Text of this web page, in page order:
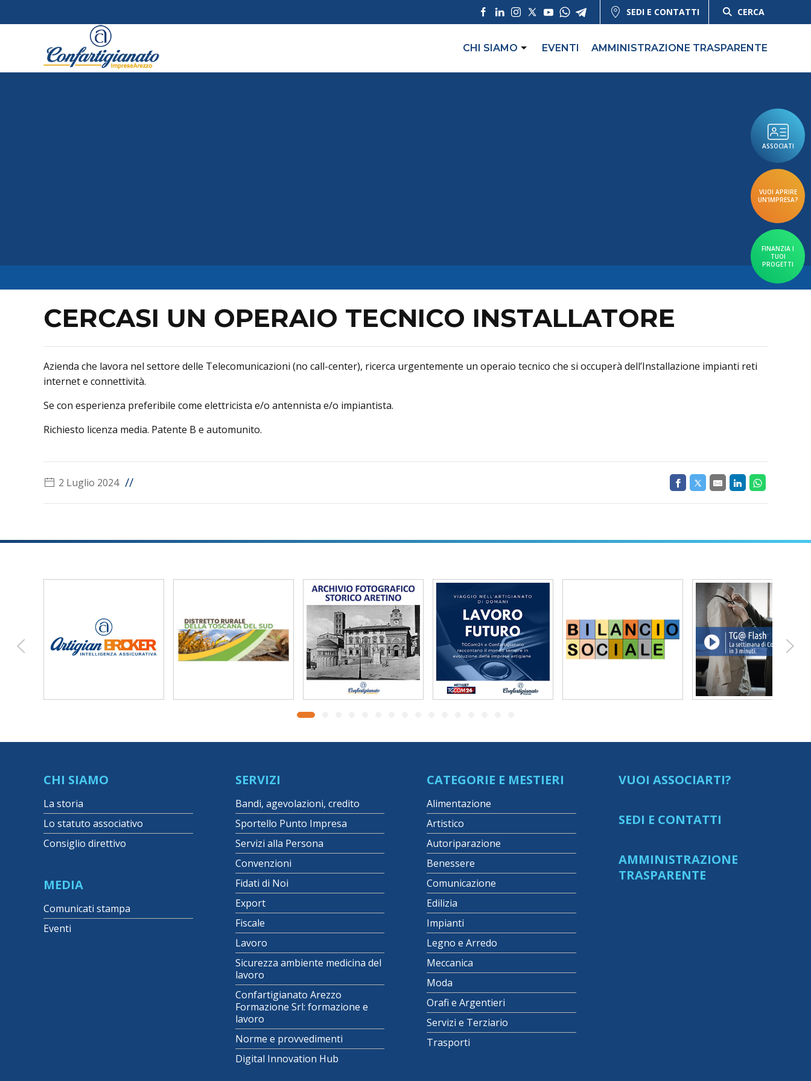
SEDI E CONTATTI CERCA
CHI SIAMO EVENTI AMMINISTRAZIONE TRASPARENTE
ASSOCIATI
VUOI APRIRE
UN'IMPRESA?
FINANZIA I
TUOI
PROGETTI
CERCASI UN OPERAIO TECNICO INSTALLATORE
Azienda che lavora nel settore delle Telecomunicazioni (no call-center), ricerca urgentemente un operaio tecnico che si occuperà dell’Installazione impianti reti
internet e connettività.
Se con esperienza preferibile come elettricista e/o antennista e/o impiantista.
Richiesto licenza media. Patente B e automunito.
2 Luglio 2024 //
CHI SIAMO
La storia
Lo statuto associativo
Consiglio direttivo
MEDIA
Comunicati stampa
Eventi
SERVIZI
Bandi, agevolazioni, credito
Sportello Punto Impresa
Servizi alla Persona
Convenzioni
Fidati di Noi
Export
Fiscale
Lavoro
Sicurezza ambiente medicina del
lavoro
Confartigianato Arezzo
Formazione Srl: formazione e
lavoro
Norme e provvedimenti
Digital Innovation Hub
CATEGORIE E MESTIERI
Alimentazione
Artistico
Autoriparazione
Benessere
Comunicazione
Edilizia
Impianti
Legno e Arredo
Meccanica
Moda
Orafi e Argentieri
Servizi e Terziario
Trasporti
VUOI ASSOCIARTI?
SEDI E CONTATTI
AMMINISTRAZIONE
TRASPARENTE